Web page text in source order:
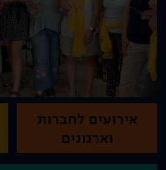
אירועים לחברות
וארגונים